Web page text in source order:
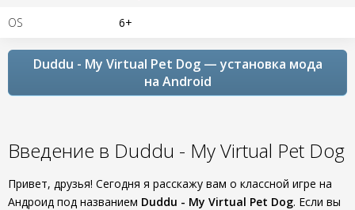
OS 6+
Duddu - My Virtual Pet Dog — установка мода
на Android
Введение в Duddu - My Virtual Pet Dog
Привет, друзья! Сегодня я расскажу вам о классной игре на
Андроид под названием Duddu - My Virtual Pet Dog. Если вы